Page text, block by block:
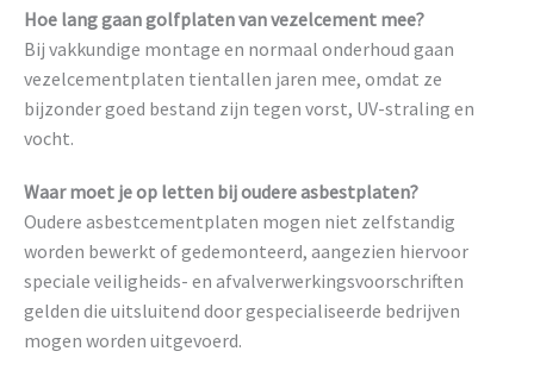
Hoe lang gaan golfplaten van vezelcement mee?
Bij vakkundige montage en normaal onderhoud gaan
vezelcementplaten tientallen jaren mee, omdat ze
bijzonder goed bestand zijn tegen vorst, UV-straling en
vocht.
Waar moet je op letten bij oudere asbestplaten?
Oudere asbestcementplaten mogen niet zelfstandig
worden bewerkt of gedemonteerd, aangezien hiervoor
speciale veiligheids- en afvalverwerkingsvoorschriften
gelden die uitsluitend door gespecialiseerde bedrijven
mogen worden uitgevoerd.